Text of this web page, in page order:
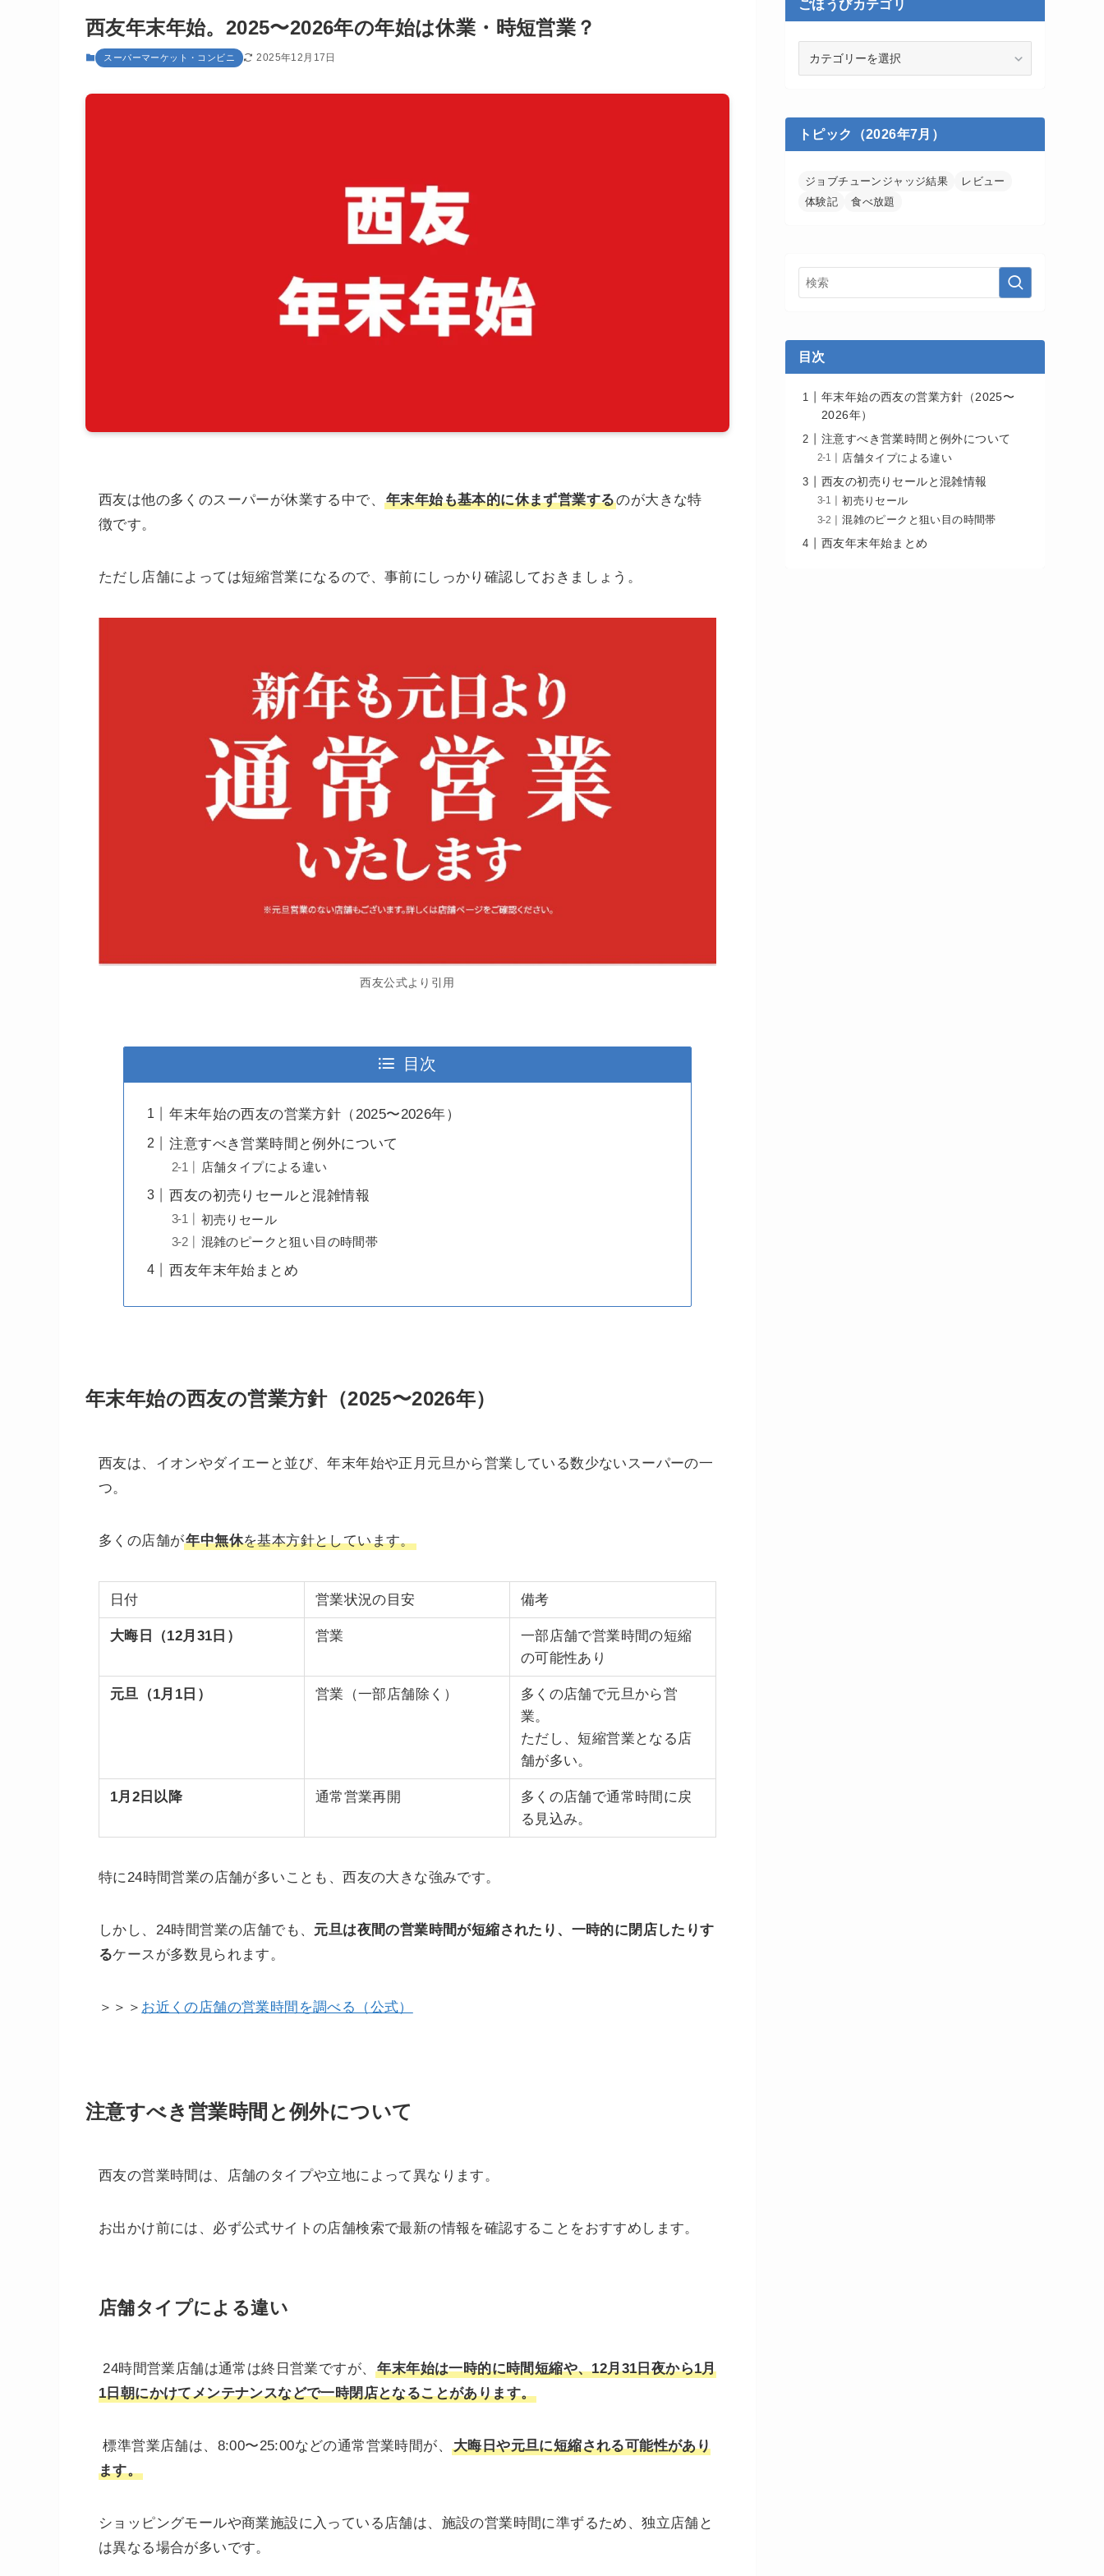
西友年末年始。2025〜2026年の年始は休業・時短営業？
スーパーマーケット・コンビニ 2025年12月17日
西友は他の多くのスーパーが休業する中で、 年末年始も基本的に休まず営業するのが大きな特
徴です。
ただし店舗によっては短縮営業になるので、事前にしっかり確認しておきましょう。
西友公式より引用
目次
年末年始の西友の営業方針（2025〜2026年）
注意すべき営業時間と例外について
店舗タイプによる違い
西友の初売りセールと混雑情報
初売りセール
混雑のピークと狙い目の時間帯
西友年末年始まとめ
年末年始の西友の営業方針（2025〜2026年）
西友は、イオンやダイエーと並び、年末年始や正月元旦から営業している数少ないスーパーの一
つ。
多くの店舗が年中無休を基本方針としています。
日付 営業状況の目安 備考
大晦日（12月31日） 営業
一部店舗で営業時間の短縮
の可能性あり
元旦（1月1日） 営業（一部店舗除く）
多くの店舗で元旦から営
業。
ただし、短縮営業となる店
舗が多い。
1月2日以降 通常営業再開
多くの店舗で通常時間に戻
る見込み。
特に24時間営業の店舗が多いことも、西友の大きな強みです。
しかし、24時間営業の店舗でも、 元旦は夜間の営業時間が短縮されたり、一時的に閉店したりす
るケースが多数見られます。
＞＞＞ お近くの店舗の営業時間を調べる（公式）
注意すべき営業時間と例外について
西友の営業時間は、店舗のタイプや立地によって異なります。
お出かけ前には、必ず公式サイトの店舗検索で最新の情報を確認することをおすすめします。
店舗タイプによる違い
24時間営業店舗は通常は終日営業ですが、年末年始は一時的に時間短縮や、12月31日夜から1月
1日朝にかけてメンテナンスなどで一時閉店となることがあります。
標準営業店舗は、8:00〜25:00などの通常営業時間が、
大晦日や元旦に短縮される可能性があり
ます。
ショッピングモールや商業施設に入っている店舗は、施設の営業時間に準ずるため、独立店舗と
は異なる場合が多いです。
ごほうびカテゴリ
カ
テ
リ
トピック（2026年7月）
ジョブチューンジャッジ結果
レビュー
体験記
食べ放題
目次
年末年始の西友の営業方針（2025〜
2026年）
注意すべき営業時間と例外について
店舗タイプによる違い
西友の初売りセールと混雑情報
初売りセール
混雑のピークと狙い目の時間帯
西友年末年始まとめ